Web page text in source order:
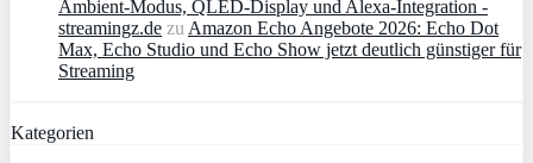
Ambient‑Modus, QLED‑Display und Alexa‑Integration -
streamingz.de zu Amazon Echo Angebote 2026: Echo Dot
Max, Echo Studio und Echo Show jetzt deutlich günstiger für
Streaming
Kategorien